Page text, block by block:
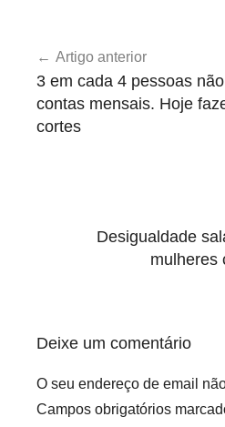
i
b
o
de
artigos
Artigo anterior
3 em cada 4 pessoas
contas mensais. Hoje
cortes
Desigualdade
mulheres
Deixe um comentário
O seu endereço de email
Campos obrigatórios